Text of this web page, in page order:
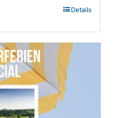
Details